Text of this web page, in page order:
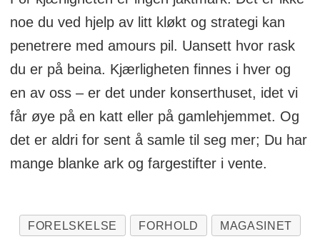
noe du ved hjelp av litt kløkt og strategi kan
penetrere med amours pil. Uansett hvor rask
du er på beina. Kjærligheten finnes i hver og
en av oss – er det under konserthuset, idet vi
får øye på en katt eller på gamlehjemmet. Og
det er aldri for sent å samle til seg mer; Du har
mange blanke ark og fargestifter i vente.
FORELSKELSE FORHOLD MAGASINET